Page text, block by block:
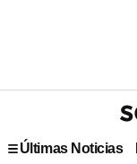
Últimas Noticias